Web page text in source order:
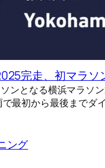
完走、初マラソ
ンとなる横浜マラソ
最初から最後までダ
ング